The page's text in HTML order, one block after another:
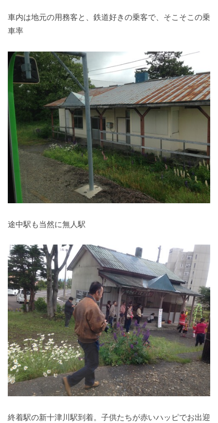
車内は地元の用務客と、鉄道好きの乗客で、そこそこの乗
車率
途中駅も当然に無人駅
終着駅の新十津川駅到着。子供たちが赤いハッピでお出迎